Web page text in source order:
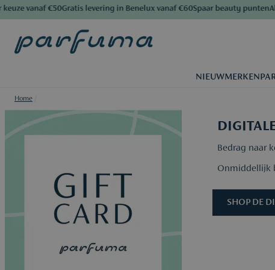
vanaf €50Gratis levering in Benelux vanaf €60Spaar beauty puntenAl
NIEUWMERKEN
Home
Bedrag naar
Onmiddellijk
SHOP DE